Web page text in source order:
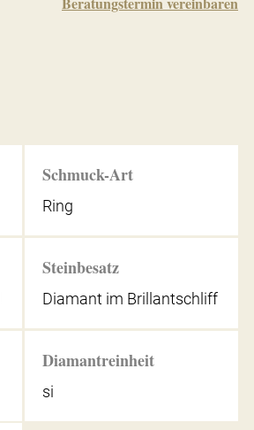
Schmuck-Art
Ring
Steinbesatz
Diamant im Brillantschliff
Diamantreinheit
si